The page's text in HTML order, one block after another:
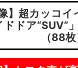
】超カッコイ
ドドア“SUV”
（88枚